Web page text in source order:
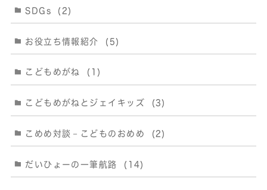
SDGs (2)
お役立ち情報紹介 (5)
こどもめがね (1)
こどもめがねとジェイキッズ (3)
こめめ対談－こどものおめめ (2)
だいひょーの一筆航路 (14)